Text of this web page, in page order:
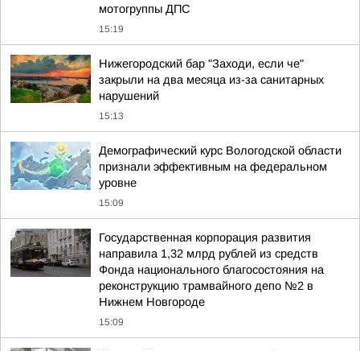
мотогруппы ДПС
15:19
Нижегородский бар "Заходи, если че"
закрыли на два месяца из-за санитарных
нарушений
15:13
Демографический курс Вологодской области
признали эффективным на федеральном
уровне
15:09
Государственная корпорация развития
направила 1,32 млрд рублей из средств
Фонда национального благосостояния на
реконструкцию трамвайного депо №2 в
Нижнем Новгороде
15:09